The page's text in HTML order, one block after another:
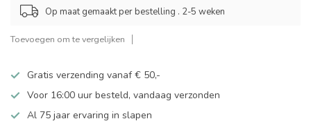
Op maat gemaakt per bestelling . 2-5 weken
Toevoegen om te vergelijken
Gratis verzending vanaf € 50,-
Voor 16:00 uur besteld, vandaag verzonden
Al 75 jaar ervaring in slapen